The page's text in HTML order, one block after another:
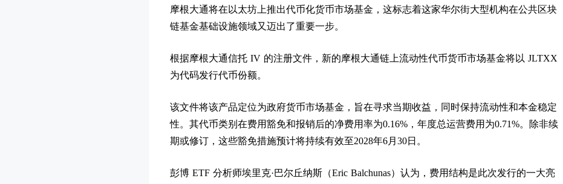
摩根大通将在以太坊上推出代币化货币市场基金，这标志着这家华尔街大型机构在公共区块
链基金基础设施领域又迈出了重要一步。
根据摩根大通信托 IV 的注册文件，新的摩根大通链上流动性代币货币市场基金将以 JLTXX
为代码发行代币份额。
该文件将该产品定位为政府货币市场基金，旨在寻求当期收益，同时保持流动性和本金稳定
性。其代币类别在费用豁免和报销后的净费用率为0.16%，年度总运营费用为0.71%。除非续
期或修订，这些豁免措施预计将持续有效至2028年6月30日。
彭博 ETF 分析师埃里克·巴尔丘纳斯（Eric Balchunas）认为，费用结构是此次发行的一大亮